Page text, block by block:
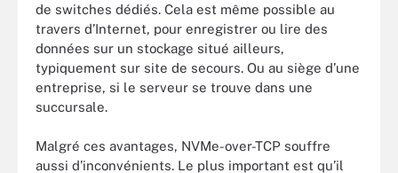
de switches dédiés. Cela est même possible au
travers d’Internet, pour enregistrer ou lire des
données sur un stockage situé ailleurs,
typiquement sur site de secours. Ou au siège d’une
entreprise, si le serveur se trouve dans une
succursale.
Malgré ces avantages, NVMe-over-TCP souffre
aussi d’inconvénients. Le plus important est qu’il